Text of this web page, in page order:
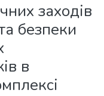
заходів
безпеки
в